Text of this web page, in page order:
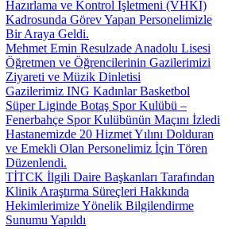
Hazırlama ve Kontrol İşletmeni (VHKİ)
Kadrosunda Görev Yapan Personelimizle
Bir Araya Geldi.
Mehmet Emin Resulzade Anadolu Lisesi
Öğretmen ve Öğrencilerinin Gazilerimizi
Ziyareti ve Müzik Dinletisi
Gazilerimiz ING Kadınlar Basketbol
Süper Liginde Botaş Spor Kulübü –
Fenerbahçe Spor Kulübünün Maçını İzledi
Hastanemizde 20 Hizmet Yılını Dolduran
ve Emekli Olan Personelimiz İçin Tören
Düzenlendi.
TİTCK İlgili Daire Başkanları Tarafından
Klinik Araştırma Süreçleri Hakkında
Hekimlerimize Yönelik Bilgilendirme
Sunumu Yapıldı